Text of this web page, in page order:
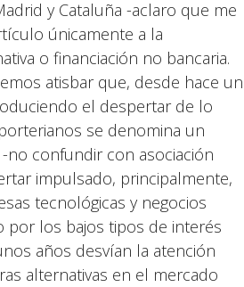
y Cataluña -aclaro que me
únicamente a la
o financiación no bancaria.
atisbar que, desde hace un
el despertar de lo
se denomina un
no confundir con asociación
impulsado, principalmente,
tecnológicas y negocios
por los bajos tipos de interés
años desvían la atención
alternativas en el mercado